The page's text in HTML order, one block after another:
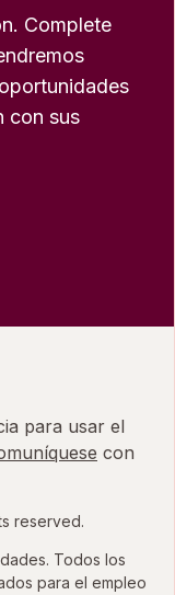
Complete
con sus
para usar el
con
reserved.
Todos los
para el empleo